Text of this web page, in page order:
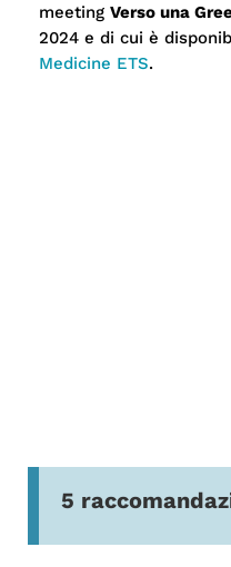
meeting Verso una
2024 e di cui è
Medicine ETS.
5